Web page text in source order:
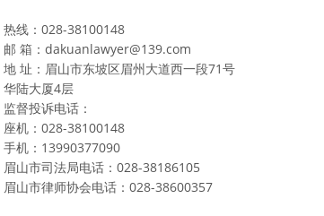
热线：028-38100148
邮 箱：dakuanlawyer@139.com
地 址：眉山市东坡区眉州大道西一段71号
华陆大厦4层
监督投诉电话：
座机：028-38100148
手机：13990377090
眉山市司法局电话：028-38186105
眉山市律师协会电话：028-38600357